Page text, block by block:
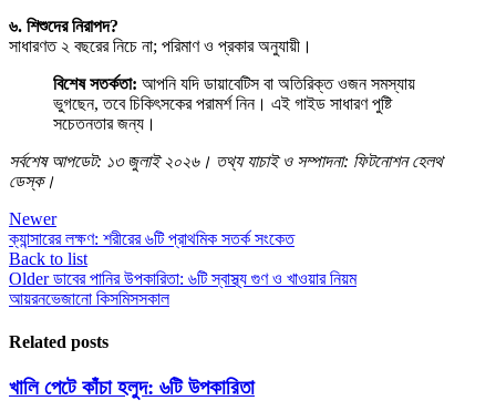
৬. শিশুদের নিরাপদ?
সাধারণত ২ বছরের নিচে না; পরিমাণ ও প্রকার অনুযায়ী।
বিশেষ সতর্কতা: আপনি যদি ডায়াবেটিস বা অতিরিক্ত ওজন সমস্যায়
ভুগছেন, তবে চিকিৎসকের পরামর্শ নিন। এই গাইড সাধারণ পুষ্টি
সচেতনতার জন্য।
সর্বশেষ আপডেট: ১৩ জুলাই ২০২৬। তথ্য যাচাই ও সম্পাদনা: ফিটনোশন হেলথ
ডেস্ক।
Newer
ক্যান্সারের লক্ষণ: শরীরের ৬টি প্রাথমিক সতর্ক সংকেত
Back to list
Older ডাবের পানির উপকারিতা: ৬টি স্বাস্থ্য গুণ ও খাওয়ার নিয়ম
আয়রনভেজানো কিসমিসসকাল
Related posts
খালি পেটে কাঁচা হলুদ: ৬টি উপকারিতা